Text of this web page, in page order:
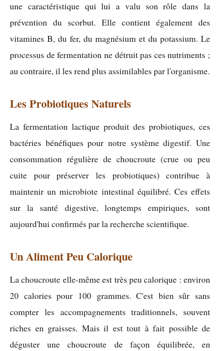
une caractéristique qui lui a valu son rôle dans la
prévention du scorbut. Elle contient également des
vitamines B, du fer, du magnésium et du potassium. Le
processus de fermentation ne détruit pas ces nutriments ;
au contraire, il les rend plus assimilables par l'organisme.
Les Probiotiques Naturels
La fermentation lactique produit des probiotiques, ces
bactéries bénéfiques pour notre système digestif. Une
consommation régulière de choucroute (crue ou peu
cuite pour préserver les probiotiques) contribue à
maintenir un microbiote intestinal équilibré. Ces effets
sur la santé digestive, longtemps empiriques, sont
aujourd'hui confirmés par la recherche scientifique.
Un Aliment Peu Calorique
La choucroute elle-même est très peu calorique : environ
20 calories pour 100 grammes. C'est bien sûr sans
compter les accompagnements traditionnels, souvent
riches en graisses. Mais il est tout à fait possible de
déguster une choucroute de façon équilibrée, en